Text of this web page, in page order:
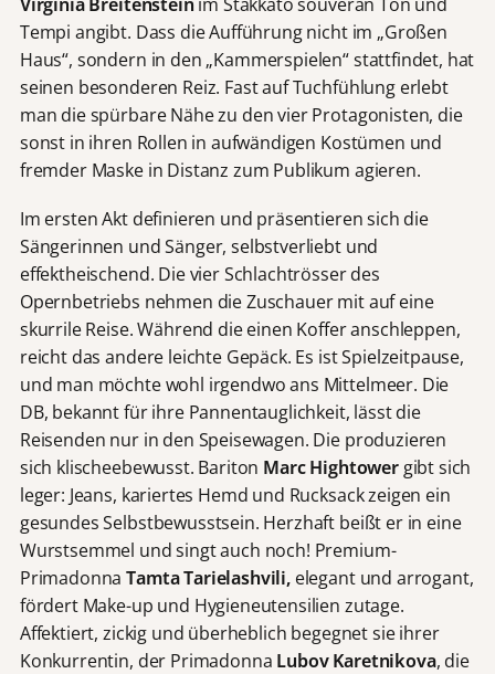
Tempi angibt. Dass die Aufführung nicht im „Großen
Haus“, sondern in den „Kammerspielen“ stattfindet, hat
seinen besonderen Reiz. Fast auf Tuchfühlung erlebt
man die spürbare Nähe zu den vier Protagonisten, die
sonst in ihren Rollen in aufwändigen Kostümen und
fremder Maske in Distanz zum Publikum agieren.
Im ersten Akt definieren und präsentieren sich die
Sängerinnen und Sänger, selbstverliebt und
effektheischend. Die vier Schlachtrösser des
Opernbetriebs nehmen die Zuschauer mit auf eine
skurrile Reise. Während die einen Koffer anschleppen,
reicht das andere leichte Gepäck. Es ist Spielzeitpause,
und man möchte wohl irgendwo ans Mittelmeer. Die
DB, bekannt für ihre Pannentauglichkeit, lässt die
Reisenden nur in den Speisewagen. Die produzieren
sich klischeebewusst. Bariton Marc Hightowergibt sich
leger: Jeans, kariertes Hemd und Rucksack zeigen ein
gesundes Selbstbewusstsein. Herzhaft beißt er in eine
Wurstsemmel und singt auch noch! Premium-
PrimadonnaTamta Tarielashvili, elegant und arrogant,
fördert Make-up und Hygieneutensilien zutage.
Affektiert, zickig und überheblich begegnet sie ihrer
Konkurrentin, der Primadonna Lubov Karetnikova, die